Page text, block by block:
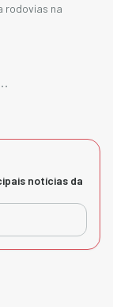
rodovias na
notícias da